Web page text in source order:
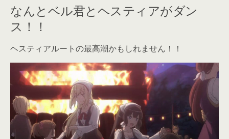
なんとベル君とヘスティアがダン
ス！！
ヘスティアルートの最高潮かもしれません！！